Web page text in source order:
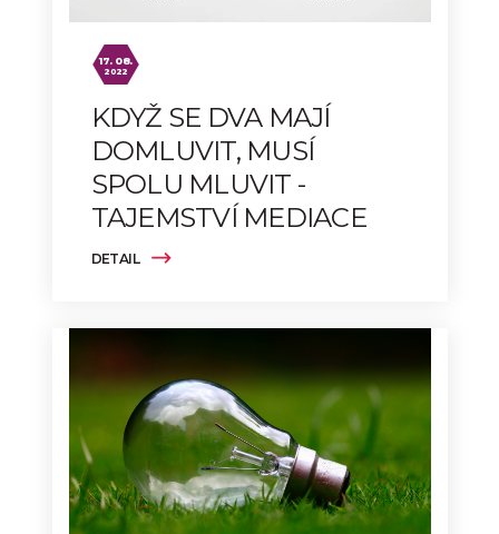
DETAIL
17. 08.
2022
KDYŽ SE DVA MAJÍ
DOMLUVIT, MUSÍ
SPOLU MLUVIT -
TAJEMSTVÍ MEDIACE